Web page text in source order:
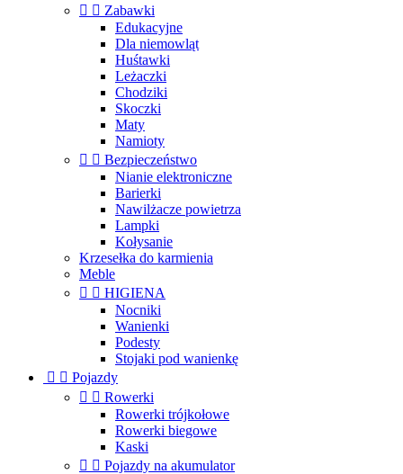
  Zabawki
Edukacyjne
Dla niemowląt
Huśtawki
Leżaczki
Chodziki
Skoczki
Maty
Namioty
  Bezpieczeństwo
Nianie elektroniczne
Barierki
Nawilżacze powietrza
Lampki
Kołysanie
Krzesełka do karmienia
Meble
  HIGIENA
Nocniki
Wanienki
Podesty
Stojaki pod wanienkę
  Pojazdy
  Rowerki
Rowerki trójkołowe
Rowerki biegowe
Kaski
  Pojazdy na akumulator